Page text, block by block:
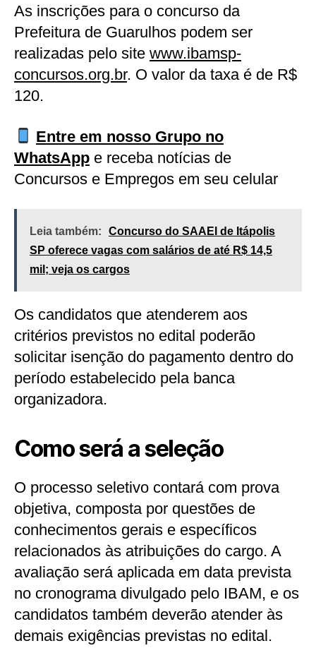
As inscrições para o concurso da
Prefeitura de Guarulhos podem ser
realizadas pelo site www.ibamsp-
concursos.org.br. O valor da taxa é de R$
120.
Entre em nosso Grupo no
WhatsApp e receba notícias de
Concursos e Empregos em seu celular
Leia também:
Concurso do SAAEI de Itápolis
SP oferece vagas com salários de até R$ 14,5
mil; veja os cargos
Os candidatos que atenderem aos
critérios previstos no edital poderão
solicitar isenção do pagamento dentro do
período estabelecido pela banca
organizadora.
Como será a seleção
O processo seletivo contará com prova
objetiva, composta por questões de
conhecimentos gerais e específicos
relacionados às atribuições do cargo. A
avaliação será aplicada em data prevista
no cronograma divulgado pelo IBAM, e os
candidatos também deverão atender às
demais exigências previstas no edital.